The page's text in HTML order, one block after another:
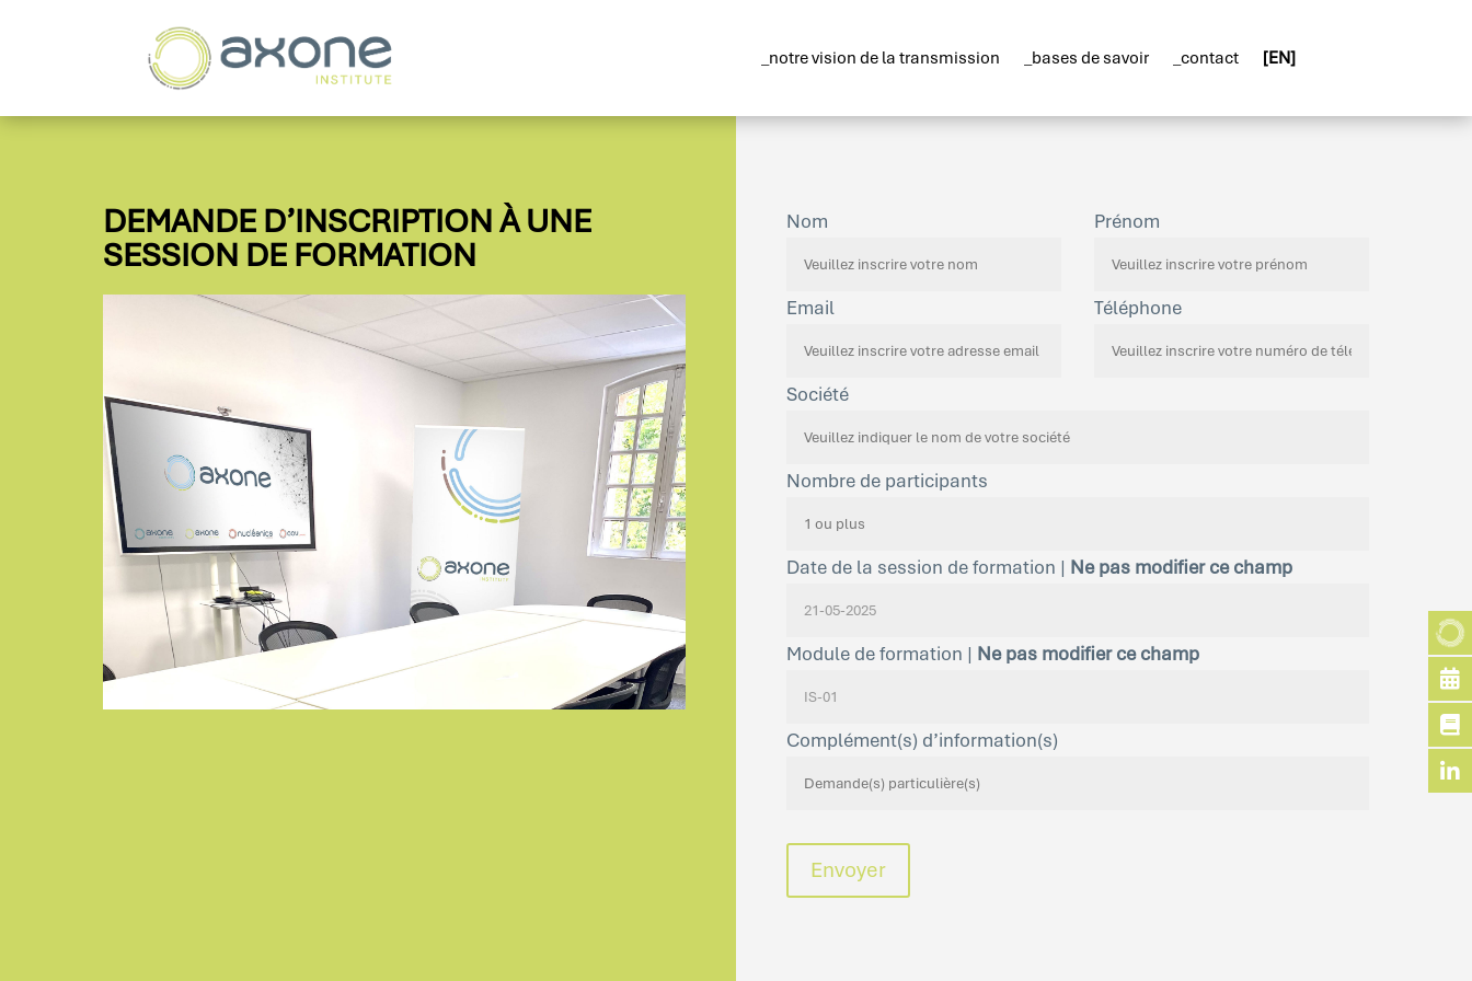
_notre vision de la transmission _bases de savoir _contact [EN]
DEMANDE D’INSCRIPTION À UNE
SESSION DE FORMATION
Nom Prénom
Email Téléphone
Société
Nombre de participants
Date de la session de formation | Ne pas modifier ce champ
Module de formation | Ne pas modifier ce champ
Complément(s) d’information(s)
Envoyer